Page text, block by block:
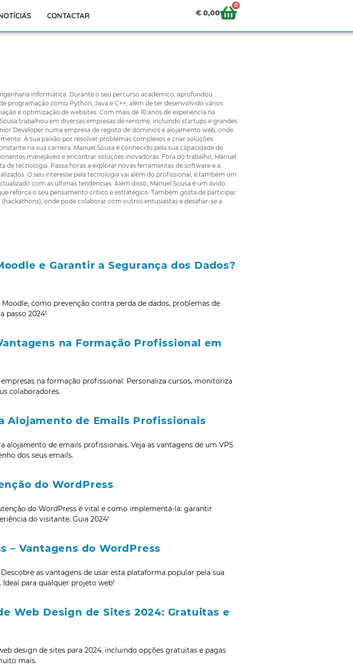
CONTACTAR € 0,00
0
Informática. Durante o seu percurso académico, aprofundou
programação como Python, Java e C++, além de ter desenvolvido vários
e optimização de websites. Com mais de 10 anos de experiência na
trabalhou em diversas empresas de renome, incluindo startups e grandes
Developer numa empresa de registo de domínios e alojamento web, onde
A sua paixão por resolver problemas complexos e criar soluções
na sua carreira. Manuel Sousa é conhecido pela sua capacidade de
manejáveis e encontrar soluções inovadoras. Fora do trabalho, Manuel
de tecnologia. Passa horas a explorar novas ferramentas de software e a
O seu interesse pela tecnologia vai além do profissional; é também um
com as últimas tendências. Além disso, Manuel Sousa é um ávido
reforça o seu pensamento crítico e estratégico. Também gosta de participar
onde pode colaborar com outros entusiastas e desafiar-se a
e Garantir a Segurança dos Dados?
como prevenção contra perda de dados, problemas de
passo 2024!
na Formação Profissional em
na formação profissional. Personaliza cursos, monitoriza
colaboradores.
Alojamento de Emails Profissionais
alojamento de emails profissionais. Veja as vantagens de um VPS
dos seus emails.
do WordPress
do WordPress é vital e como implementá-la: garantir
do visitante. Guia 2024!
– Vantagens do WordPress
as vantagens de usar esta plataforma popular pela sua
para qualquer projeto web!
Web Design de Sites 2024: Gratuitas e
design de sites para 2024, incluindo opções gratuitas e pagas
mais.